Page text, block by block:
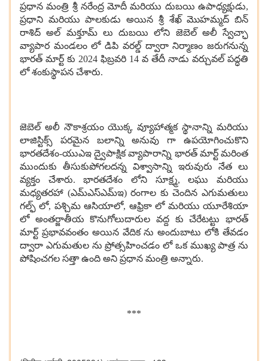
ప్రధాన మంత్రి శ్రీ నరేంద్ర మోదీ మరియు దుబయి ఉపాధ్యక్షుడు,
ప్రధాని మరియు పాలకుడు అయిన శ్రీ శేఖ్ మొహమ్మద్ బిన్
రాశిద్ అల్ మక్తూమ్ లు దుబయి లోని జెబెల్ అలీ స్వేచ్ఛా
వ్యాపార మండలం లో డిపి వరల్డ్ ద్వారా నిర్మాణం జరుగనున్న
భారత్ మార్ట్ కు 2024 ఫిబ్రవరి 14 వ తేదీ నాడు వర్చువల్ పద్ధతి
లో శంకుస్థాపన చేశారు.
జెబెల్ అలీ నౌకాశ్రయం యొక్క వ్యూహాత్మక స్థానాన్ని మరియు
లాజిస్టిక్స్ పరమైన బలాన్ని అనువు గా ఉపయోగించుకొని
భారతదేశం-యుఎఇ ద్వైపాక్షిక వ్యాపారాన్ని భారత్ మార్ట్ మరింత
ముందుకు తీసుకుపోగలదన్న విశ్వాసాన్ని ఇరువురు నేత లు
వ్యక్తం చేశారు. భారతదేశం లోని సూక్ష్మ, లఘు మరియు
మధ్యతరహా (ఎమ్ఎస్ఎమ్ఇ) రంగాల కు చెందిన ఎగుమతులు
గల్ఫ్ లో, పశ్చిమ ఆసియాలో, ఆఫ్రికా లో మరియు యూరేశియా
లో అంతర్జాతీయ కొనుగోలుదారుల వద్ద కు చేరేటట్టు భారత్
మార్ట్ ప్రభావవంతం అయిన వేదిక ను అందుబాటు లోకి తేవడం
ద్వారా ఎగుమతుల ను ప్రోత్సహించడం లో ఒక ముఖ్య పాత్ర ను
పోషించగల సత్తా ఉంది అని ప్రధాన మంత్రి అన్నారు.
***